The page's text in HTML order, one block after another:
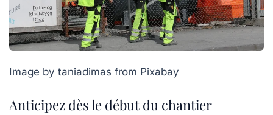
Image by taniadimas from Pixabay
Anticipez dès le début du chantier